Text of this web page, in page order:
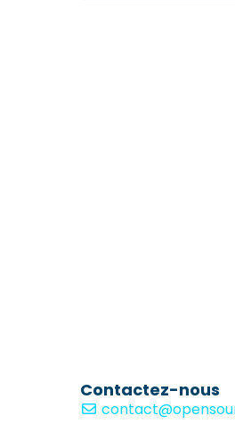
Contactez-nous